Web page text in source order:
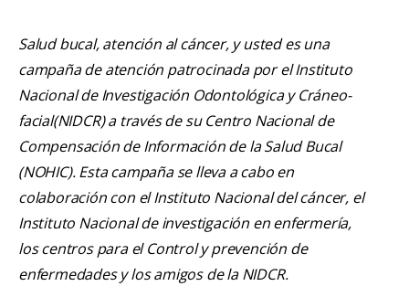
Salud bucal, atención al cáncer, y usted es una
campaña de atención patrocinada por el Instituto
Nacional de Investigación Odontológica y Cráneo-
facial(NIDCR) a través de su Centro Nacional de
Compensación de Información de la Salud Bucal
(NOHIC). Esta campaña se lleva a cabo en
colaboración con el Instituto Nacional del cáncer, el
Instituto Nacional de investigación en enfermería,
los centros para el Control y prevención de
enfermedades y los amigos de la NIDCR.